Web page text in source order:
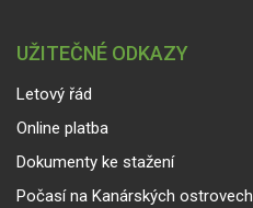
UŽITEČNÉ ODKAZY
Letový řád
Online platba
Dokumenty ke stažení
Počasí na Kanárských ostrovech